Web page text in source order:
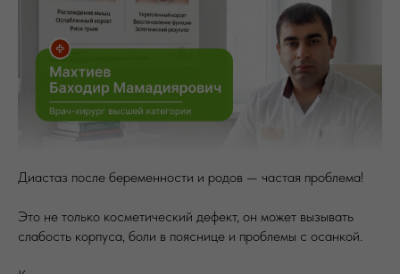
Диастаз после беременности и родов — частая проблема!
Это не только косметический дефект, он может вызывать
слабость корпуса, боли в пояснице и проблемы с осанкой.